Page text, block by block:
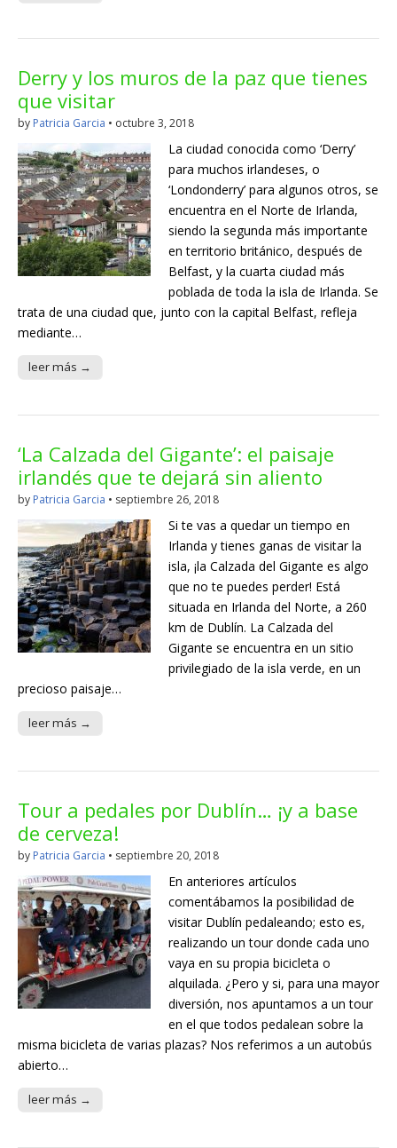
Derry y los muros de la paz que tienes
que visitar
by Patricia Garcia • octubre 3, 2018
La ciudad conocida como ‘Derry’
para muchos irlandeses, o
‘Londonderry’ para algunos otros, se
encuentra en el Norte de Irlanda,
siendo la segunda más importante
en territorio británico, después de
Belfast, y la cuarta ciudad más
poblada de toda la isla de Irlanda. Se
trata de una ciudad que, junto con la capital Belfast, refleja
mediante…
leer más →
‘La Calzada del Gigante’: el paisaje
irlandés que te dejará sin aliento
by Patricia Garcia • septiembre 26, 2018
Si te vas a quedar un tiempo en
Irlanda y tienes ganas de visitar la
isla, ¡la Calzada del Gigante es algo
que no te puedes perder! Está
situada en Irlanda del Norte, a 260
km de Dublín. La Calzada del
Gigante se encuentra en un sitio
privilegiado de la isla verde, en un
precioso paisaje…
leer más →
Tour a pedales por Dublín… ¡y a base
de cerveza!
by Patricia Garcia • septiembre 20, 2018
En anteriores artículos
comentábamos la posibilidad de
visitar Dublín pedaleando; esto es,
realizando un tour donde cada uno
vaya en su propia bicicleta o
alquilada. ¿Pero y si, para una mayor
diversión, nos apuntamos a un tour
en el que todos pedalean sobre la
misma bicicleta de varias plazas? Nos referimos a un autobús
abierto…
leer más →